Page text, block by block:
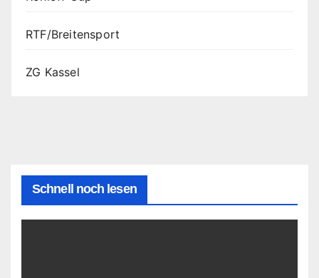
RTF/Breitensport
ZG Kassel
Schnell noch lesen